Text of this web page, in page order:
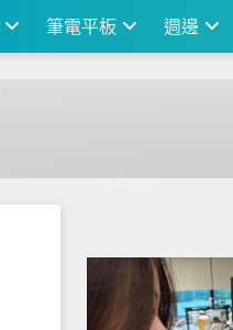
筆電平板 週邊